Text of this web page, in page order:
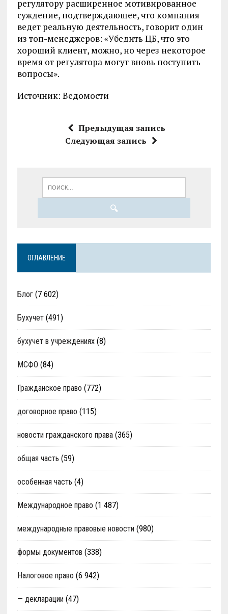
регулятору расширенное мотивированное
суждение, подтверждающее, что компания
ведет реальную деятельность, говорит один
из топ-менеджеров: «Убедить ЦБ, что это
хороший клиент, можно, но через некоторое
время от регулятора могут вновь поступить
вопросы».
Источник: Ведомости
Предыдущая запись
Следующая запись
ОГЛАВЛЕНИЕ
Блог(7 602)
Бухучет(491)
бухучет в учреждениях(8)
МСФО (84)
Гражданское право (772)
договорное право (115)
новости гражданского права(365)
общая часть (59)
особенная часть (4)
Международное право (1 487)
международные правовые новости (980)
формы документов (338)
Налоговое право (6 942)
— декларации (47)